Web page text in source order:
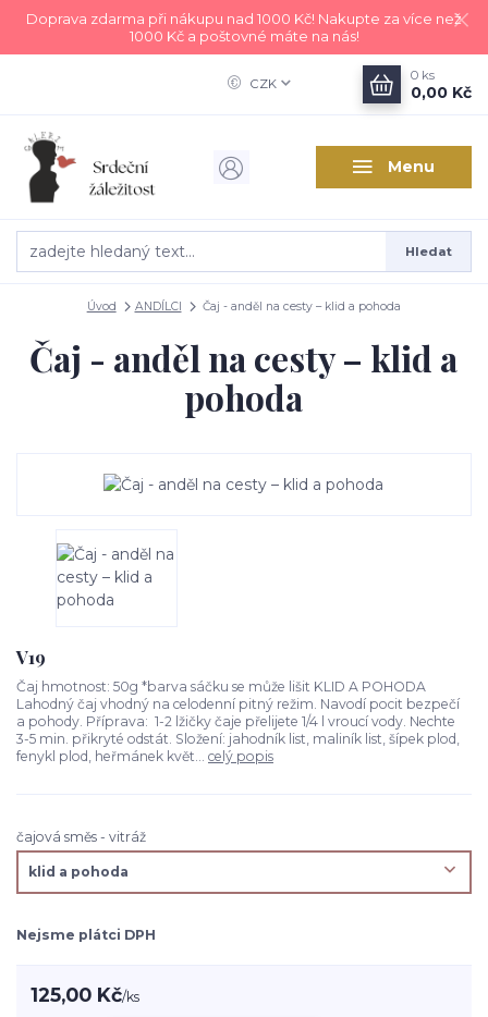
Doprava zdarma při nákupu nad 1000 Kč! Nakupte za více než
1000 Kč a poštovné máte na nás!
Menu
CZK
Hledat
0 ks
0,00 Kč
Úvod ANDÍLCI Čaj - anděl na cesty – klid a pohoda
Čaj - anděl na cesty – klid a
pohoda
V19
Čaj hmotnost: 50g *barva sáčku se může lišit KLID A POHODA
Lahodný čaj vhodný na celodenní pitný režim. Navodí pocit bezpečí
a pohody. Příprava: 1-2 lžičky čaje přelijete 1/4 l vroucí vody. Nechte
3-5 min. přikryté odstát. Složení: jahodník list, maliník list, šípek plod,
fenykl plod, heřmánek květ... celý popis
čajová směs - vitráž
Nejsme plátci DPH
125,00 Kč/ks